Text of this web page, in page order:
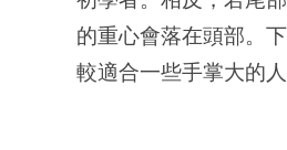
的重心會落在頭部。
較適合一些手掌大的人